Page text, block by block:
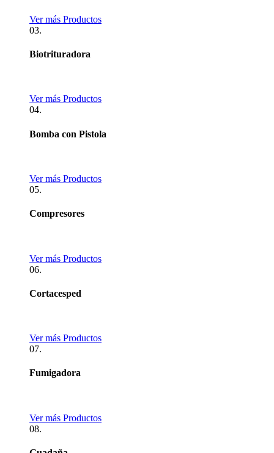
Ver más Productos
03.
Biotrituradora
Ver más Productos
04.
Bomba con Pistola
Ver más Productos
05.
Compresores
Ver más Productos
06.
Cortacesped
Ver más Productos
07.
Fumigadora
Ver más Productos
08.